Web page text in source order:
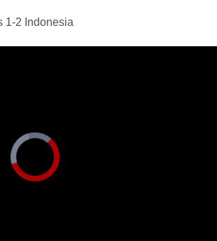
1-2 Indonesia